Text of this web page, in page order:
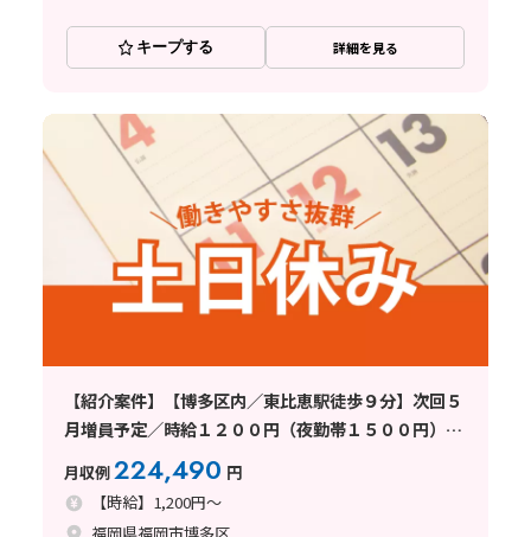
キープする 詳細を見る
【紹介案件】【博多区内／東比恵駅徒歩９分】次回５
月増員予定／時給１２００円（夜勤帯１５００円）／
二交替／土日休
月収例224,490 円
【時給】1,200円～